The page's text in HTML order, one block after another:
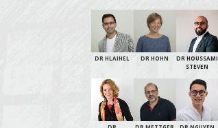
DR HLAIHEL DR HOHN
DR HOUSSAMI
STEVEN